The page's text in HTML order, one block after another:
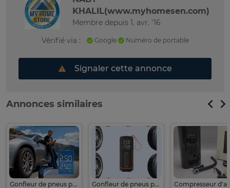
KHALIL(www.myhomesen.com)
Membre depuis 1. avr. '16
Vérifié via :
Google Numéro de portable
Signaler cette annonce
Annonces similaires
Gonfleur de pneus portable, compresseur d'air Gonfleur de pneus portable